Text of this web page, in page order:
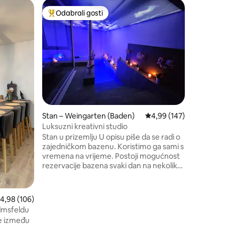
„Odabrali gosti”
ocjena: 4,98/5, recenzija: 106
4,98 (106)
između
Među najviše rangiranima s oznakom „Odabrali gosti”
Odabrali gosti
Stan – Weingarten (Baden) Prosječna ocjena:
4,99 (147)
Luksuzni kreativni studio
Stan u prizemlju U opisu piše da se radi o
zajedničkom bazenu. Koristimo ga sami s
vremena na vrijeme. Postoji mogućnost
rezervacije bazena svaki dan na nekoliko